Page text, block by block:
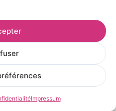
Impressum